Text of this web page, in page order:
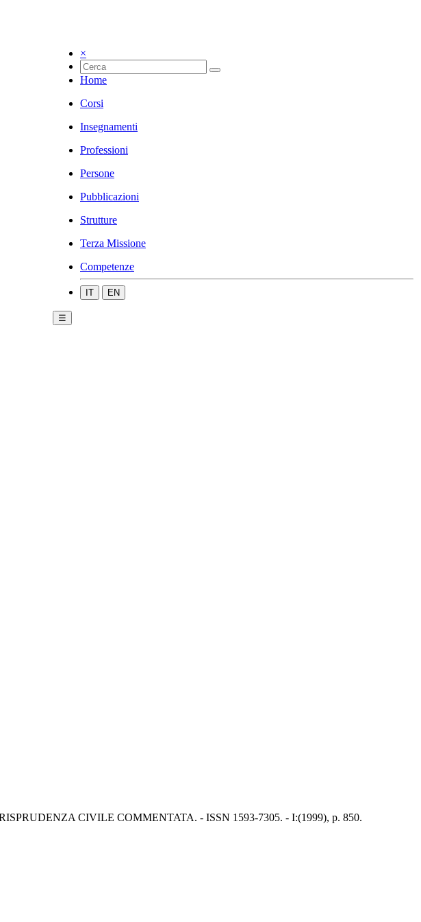
×
Home
Corsi
Insegnamenti
Professioni
Persone
Pubblicazioni
Strutture
Terza Missione
Competenze
IT EN
☰
CIVILE COMMENTATA. - ISSN 1593-7305. - I:(1999), p. 850.